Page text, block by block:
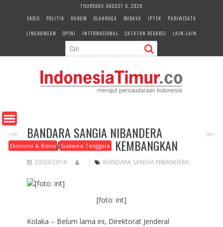
e
n
THURSDAY, AUGUST 6, 2026
EKBIS
POLITIK HUKUM OLAHRAGA BUDAYA IPTEK
PARIWISATA
LINGKUNGAN
OPINI INTERNASIONAL CATATAN REDAKSI LAIN-LAIN
Ekonomi & Bisnis Sulawesi Tenggara
BANDARA SANGIA NIBANDERA
KOLAKA SEGERA DI KEMBANGKAN
20/03/2014 BANDARA SANGIA NIBANDERA
[foto: int]
Kolaka – Belum lama ini, Direktorat Jenderal